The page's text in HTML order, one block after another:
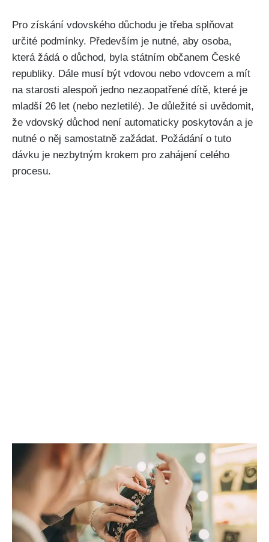
Pro získání vdovského důchodu je třeba splňovat
určité podmínky. Především je nutné, aby osoba,
která žádá o důchod, byla státním občanem České
republiky. Dále musí být vdovou nebo vdovcem a mít
na starosti alespoň jedno nezaopatřené dítě, které je
mladší 26 let (nebo nezletilé). Je důležité si uvědomit,
že vdovský důchod není automaticky poskytován a je
nutné o něj samostatně zažádat. Požádání o tuto
dávku je nezbytným krokem pro zahájení celého
procesu.